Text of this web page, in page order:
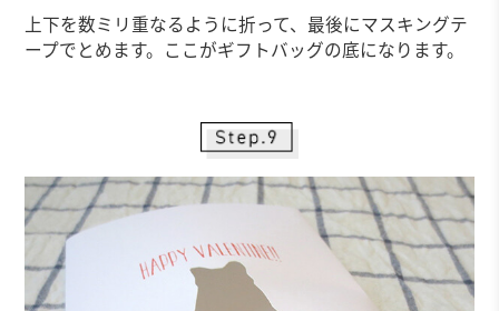
上下を数ミリ重なるように折って、最後にマスキングテ
ープでとめます。ここがギフトバッグの底になります。